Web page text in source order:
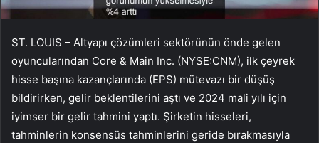
ST. LOUIS – Altyapı çözümleri sektörünün önde gelen
oyuncularından Core & Main Inc. (NYSE:CNM), ilk çeyrek
hisse başına kazançlarında (EPS) mütevazı bir düşüş
bildirirken, gelir beklentilerini aştı ve 2024 mali yılı için
iyimser bir gelir tahmini yaptı. Şirketin hisseleri,
tahminlerin konsensüs tahminlerini geride bırakmasıyla